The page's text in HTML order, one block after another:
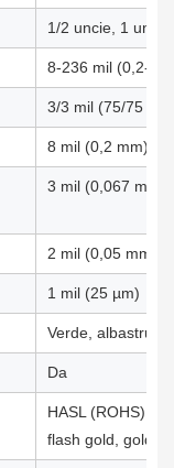
1/2 uncie, 1
8-236 mil (0,2-
3/3 mil (75/75 µm)
8 mil (0,2 mm)
3 mil (0,067 mm)
2 mil (0,05 mm)
1 mil (25 µm)
Verde, albastru,
Da
HASL (ROHS),
flash gold, gold